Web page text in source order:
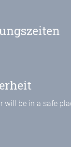
will be in a safe